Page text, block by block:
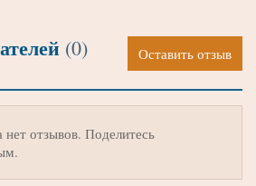
(0) Оставить отзыв
нет отзывов. Поделитесь